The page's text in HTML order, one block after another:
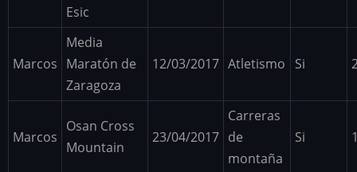
Esic
Marcos
Media
Maratón de
Zaragoza
12/03/2017 Atletismo Si
Marcos
Osan Cross
Mountain
23/04/2017
Carreras
de
montaña
Si